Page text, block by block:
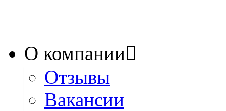
О компании
Отзывы
Вакансии